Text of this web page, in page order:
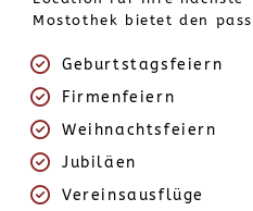
Mostothek bietet den
Geburtstagsfeiern
Firmenfeiern
Weihnachtsfeiern
Jubiläen
Vereinsausflüge